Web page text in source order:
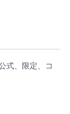
式、限定、コ